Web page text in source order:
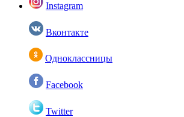
Instagram
Вконтакте
Одноклассницы
Facebook
Twitter